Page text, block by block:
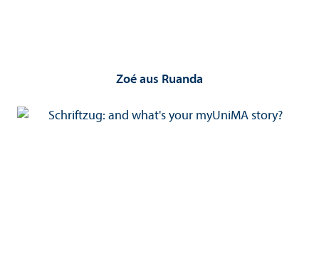
Zoé aus Ruanda